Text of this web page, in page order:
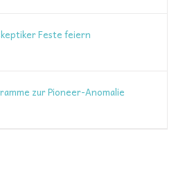
Feste feiern
zur Pioneer-Anomalie